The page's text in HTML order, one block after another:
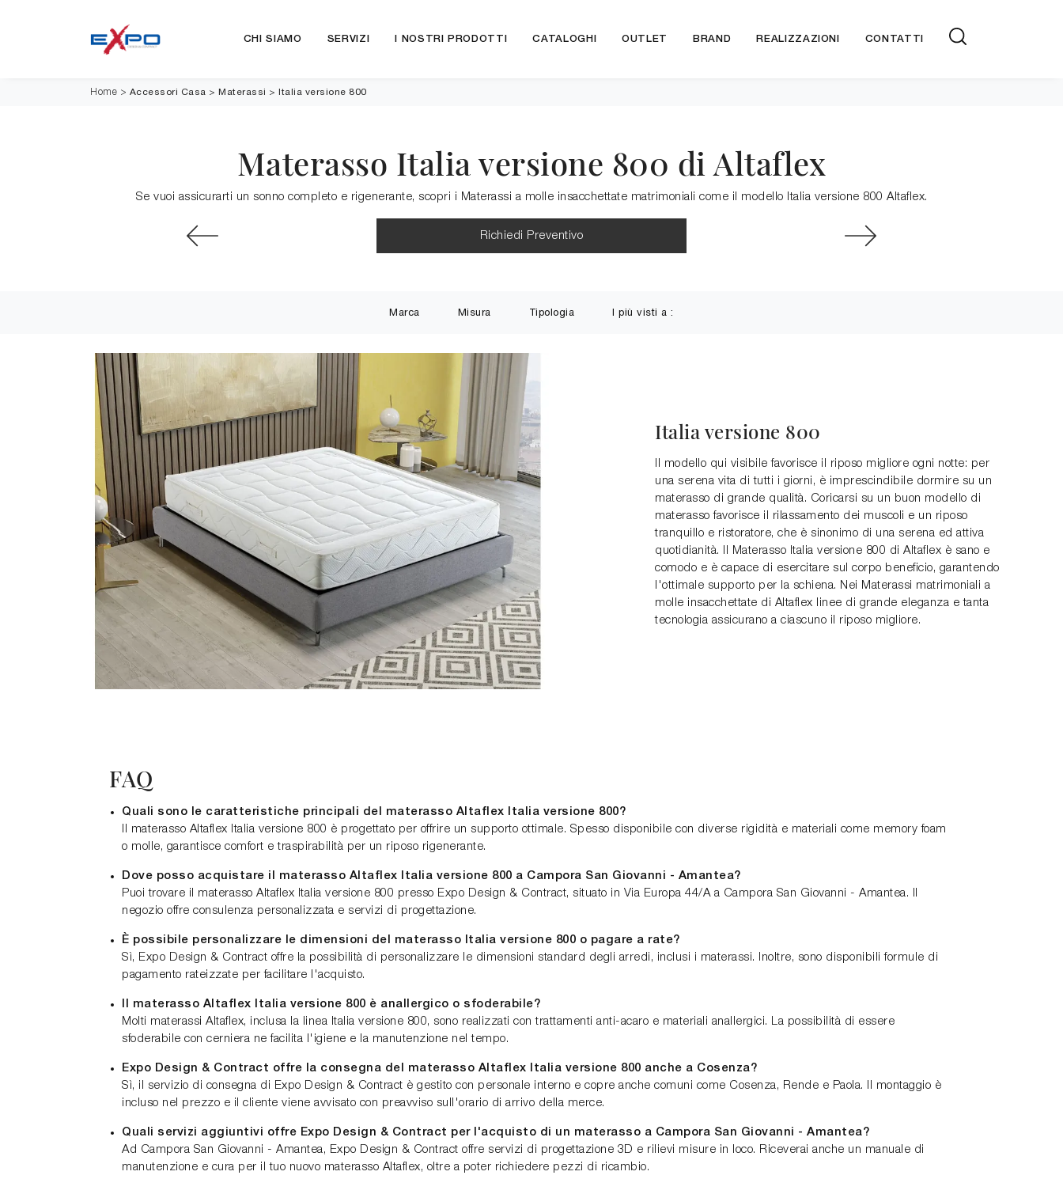
CHI SIAMO SERVIZI I NOSTRI PRODOTTI CATALOGHI OUTLET BRAND REALIZZAZIONI CONTATTI
Home > Accessori Casa > Materassi > Italia versione 800
Materasso Italia versione 800 di Altaflex
Se vuoi assicurarti un sonno completo e rigenerante, scopri i Materassi a molle insacchettate matrimoniali come il modello Italia versione 800 Altaflex.
Richiedi Preventivo
Marca Misura Tipologia I più visti a :
Italia versione 800
Il modello qui visibile favorisce il riposo migliore ogni notte: per
una serena vita di tutti i giorni, è imprescindibile dormire su un
materasso di grande qualità. Coricarsi su un buon modello di
materasso favorisce il rilassamento dei muscoli e un riposo
tranquillo e ristoratore, che è sinonimo di una serena ed attiva
quotidianità. Il Materasso Italia versione 800 di Altaflex è sano e
comodo e è capace di esercitare sul corpo beneficio, garantendo
l'ottimale supporto per la schiena. Nei Materassi matrimoniali a
molle insacchettate di Altaflex linee di grande eleganza e tanta
tecnologia assicurano a ciascuno il riposo migliore.
FAQ
Quali sono le caratteristiche principali del materasso Altaflex Italia versione 800?
Il materasso Altaflex Italia versione 800 è progettato per offrire un supporto ottimale. Spesso disponibile con diverse rigidità e materiali come memory foam
o molle, garantisce comfort e traspirabilità per un riposo rigenerante.
Dove posso acquistare il materasso Altaflex Italia versione 800 a Campora San Giovanni - Amantea?
Puoi trovare il materasso Altaflex Italia versione 800 presso Expo Design & Contract, situato in Via Europa 44/A a Campora San Giovanni - Amantea. Il
negozio offre consulenza personalizzata e servizi di progettazione.
È possibile personalizzare le dimensioni del materasso Italia versione 800 o pagare a rate?
Sì, Expo Design & Contract offre la possibilità di personalizzare le dimensioni standard degli arredi, inclusi i materassi. Inoltre, sono disponibili formule di
pagamento rateizzate per facilitare l'acquisto.
Il materasso Altaflex Italia versione 800 è anallergico o sfoderabile?
Molti materassi Altaflex, inclusa la linea Italia versione 800, sono realizzati con trattamenti anti-acaro e materiali anallergici. La possibilità di essere
sfoderabile con cerniera ne facilita l'igiene e la manutenzione nel tempo.
Expo Design & Contract offre la consegna del materasso Altaflex Italia versione 800 anche a Cosenza?
Sì, il servizio di consegna di Expo Design & Contract è gestito con personale interno e copre anche comuni come Cosenza, Rende e Paola. Il montaggio è
incluso nel prezzo e il cliente viene avvisato con preavviso sull'orario di arrivo della merce.
Quali servizi aggiuntivi offre Expo Design & Contract per l'acquisto di un materasso a Campora San Giovanni - Amantea?
Ad Campora San Giovanni - Amantea, Expo Design & Contract offre servizi di progettazione 3D e rilievi misure in loco. Riceverai anche un manuale di
manutenzione e cura per il tuo nuovo materasso Altaflex, oltre a poter richiedere pezzi di ricambio.